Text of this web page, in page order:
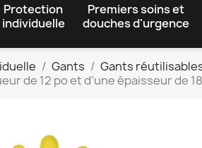
Protection
individuelle
Premiers soins et
douches d'urgence
Gants Gants
de 12 po et d’une épaisseur de